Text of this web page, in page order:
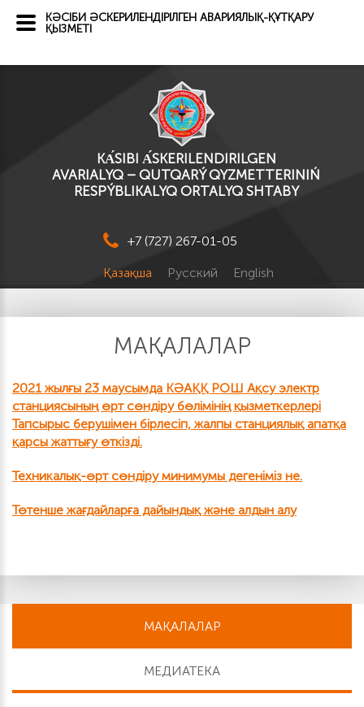
KА́SІBI А́SKERILENDIRILGEN
AVARIALYQ – QUTQARÝ QYZMETTERINIŃ
RESPÝBLIKALYQ ORTALYQ SHTABY
+7 (727) 267-01-05
Қазақша Русский English
МАҚАЛАЛАР
2021 жылғы 23 маусымда КӘАҚҚ РОШ Ақсу электр
станциясының өрт сөндіру бөлімінің қызметкерлері
Тапсырыс берушімен бірлесіп, жалпы станциялық апатқа
қарсы жаттығу өткізді.
Техникалық-өрт сөндіру минимумы дегеніміз не.
Төтенше жағдайларға дайындық және алдын алу
МАҚАЛАЛАР
МЕДИАТЕКА
КӘСІБИ ӘСКЕРИЛЕНДІРІЛГЕН АВАРИЯЛЫҚ-ҚҰТҚАРУ
ҚЫЗМЕТІ